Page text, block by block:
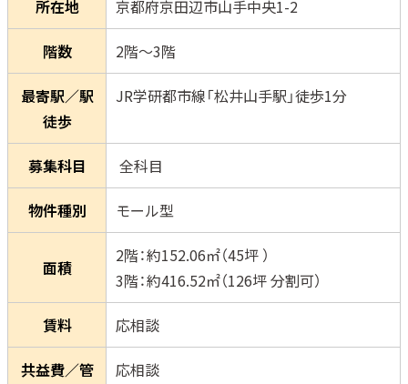
所在地 京都府京田辺市山手中央1-2
階数 2階～3階
最寄駅／駅
徒歩
JR学研都市線「松井山手駅」徒歩1分
募集科目 全科目
物件種別 モール型
面積
2階：約152.06㎡（45坪 ）
3階：約416.52㎡（126坪 分割可）
賃料 応相談
共益費／管
応相談